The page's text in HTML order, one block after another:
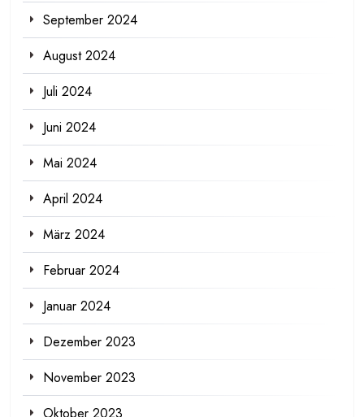
September 2024
August 2024
Juli 2024
Juni 2024
Mai 2024
April 2024
März 2024
Februar 2024
Januar 2024
Dezember 2023
November 2023
Oktober 2023